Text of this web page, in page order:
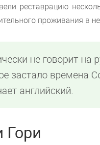
реставрацию
проживания в
не говорит на
застало времена
английский.
Гори